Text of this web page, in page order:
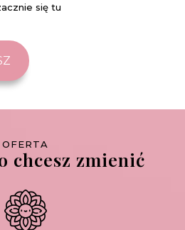
się tu
OFERTA
chcesz zmienić